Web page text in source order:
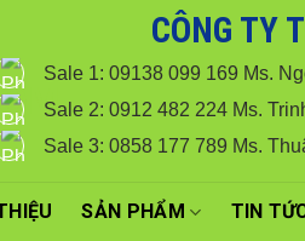
CÔNG TY
Sale 1: 09138 099 169 Ms.
Sale 2: 0912 482 224 Ms.
Sale 3: 0858 177 789 Ms.
SẢN PHẨM TIN
Với đơn hàng số lượng lớn, Quý